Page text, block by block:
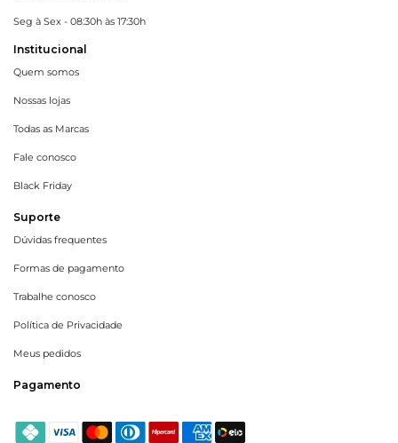
Seg à Sex - 08:30h às 17:30h
Institucional
Quem somos
Nossas lojas
Todas as Marcas
Fale conosco
Black Friday
Suporte
Dúvidas frequentes
Formas de pagamento
Trabalhe conosco
Política de Privacidade
Meus pedidos
Pagamento